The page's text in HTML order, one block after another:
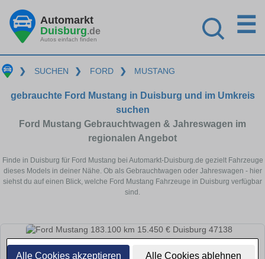
Alle Cookies akzeptieren Alle Cookies ablehnen
Automarkt
Duisburg.de
Autos einfach finden
☰
❯ SUCHEN ❯ FORD ❯ MUSTANG
gebrauchte Ford Mustang in Duisburg und im Umkreis
suchen
Ford Mustang Gebrauchtwagen & Jahreswagen im
regionalen Angebot
Finde in Duisburg für Ford Mustang bei Automarkt-Duisburg.de gezielt Fahrzeuge
dieses Models in deiner Nähe. Ob als Gebrauchtwagen oder Jahreswagen - hier
siehst du auf einen Blick, welche Ford Mustang Fahrzeuge in Duisburg verfügbar
sind.